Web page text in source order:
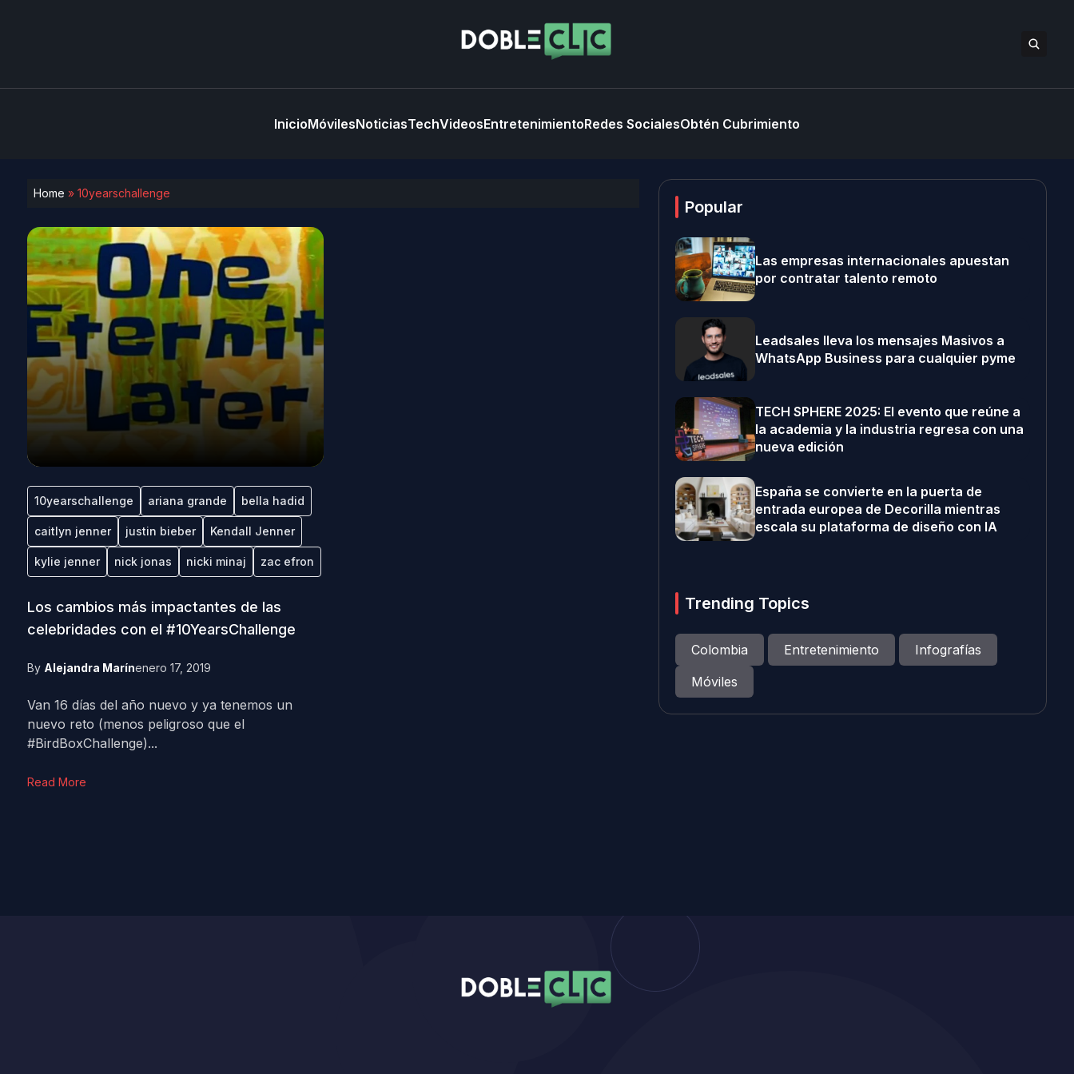
InicioMóvilesNoticiasTechVideosEntretenimientoRedes SocialesObtén Cubrimiento
Home » 10yearschallenge
10yearschallenge ariana grande bella hadid
caitlyn jenner justin bieber Kendall Jenner
kylie jenner nick jonas nicki minaj zac efron
Los cambios más impactantes de las
celebridades con el #10YearsChallenge
By Alejandra Marínenero 17, 2019
Van 16 días del año nuevo y ya tenemos un
nuevo reto (menos peligroso que el
#BirdBoxChallenge)...
Read More
Popular
Las empresas internacionales apuestan
por contratar talento remoto
Leadsales lleva los mensajes Masivos a
WhatsApp Business para cualquier pyme
TECH SPHERE 2025: El evento que reúne a
la academia y la industria regresa con una
nueva edición
España se convierte en la puerta de
entrada europea de Decorilla mientras
escala su plataforma de diseño con IA
Trending Topics
Colombia Entretenimiento
Infografías
Móviles